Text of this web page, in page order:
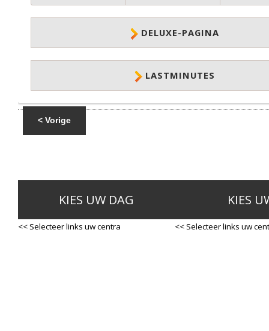
DELUXE-PAGINA
LASTMINUTES
< Vorige
KIES UW DAG
<< Selecteer links uw centra
KIES
<< Selecteer links uw